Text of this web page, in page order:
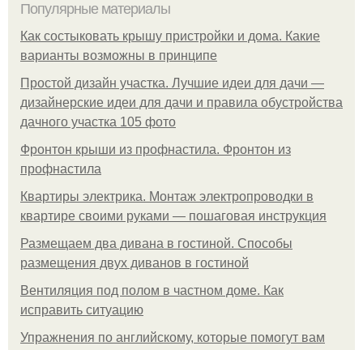
Популярные материалы
Как состыковать крышу пристройки и дома. Какие
варианты возможны в принципе
Простой дизайн участка. Лучшие идеи для дачи —
дизайнерские идеи для дачи и правила обустройства
дачного участка 105 фото
Фронтон крыши из профнастила. Фронтон из
профнастила
Квартиры электрика. Монтаж электропроводки в
квартире своими руками — пошаговая инструкция
Размещаем два дивана в гостиной. Способы
размещения двух диванов в гостиной
Вентиляция под полом в частном доме. Как
исправить ситуацию
Упражнения по английскому, которые помогут вам